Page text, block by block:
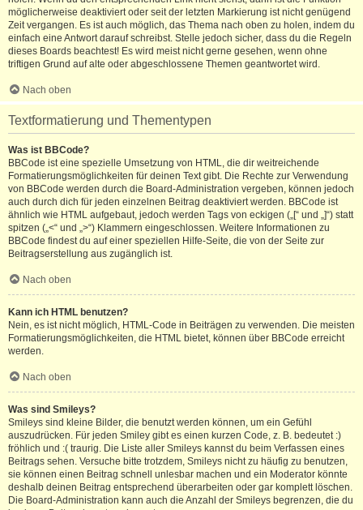
möglicherweise deaktiviert oder seit der letzten Markierung ist nicht genügend
Zeit vergangen. Es ist auch möglich, das Thema nach oben zu holen, indem du
einfach eine Antwort darauf schreibst. Stelle jedoch sicher, dass du die Regeln
dieses Boards beachtest! Es wird meist nicht gerne gesehen, wenn ohne
triftigen Grund auf alte oder abgeschlossene Themen geantwortet wird.
Nach oben
Textformatierung und Thementypen
Was ist BBCode?
BBCode ist eine spezielle Umsetzung von HTML, die dir weitreichende
Formatierungsmöglichkeiten für deinen Text gibt. Die Rechte zur Verwendung
von BBCode werden durch die Board-Administration vergeben, können jedoch
auch durch dich für jeden einzelnen Beitrag deaktiviert werden. BBCode ist
ähnlich wie HTML aufgebaut, jedoch werden Tags von eckigen („[“ und „]“) statt
spitzen („<“ und „>“) Klammern eingeschlossen. Weitere Informationen zu
BBCode findest du auf einer speziellen Hilfe-Seite, die von der Seite zur
Beitragserstellung aus zugänglich ist.
Nach oben
Kann ich HTML benutzen?
Nein, es ist nicht möglich, HTML-Code in Beiträgen zu verwenden. Die meisten
Formatierungsmöglichkeiten, die HTML bietet, können über BBCode erreicht
werden.
Nach oben
Was sind Smileys?
Smileys sind kleine Bilder, die benutzt werden können, um ein Gefühl
auszudrücken. Für jeden Smiley gibt es einen kurzen Code, z. B. bedeutet :)
fröhlich und :( traurig. Die Liste aller Smileys kannst du beim Verfassen eines
Beitrags sehen. Versuche bitte trotzdem, Smileys nicht zu häufig zu benutzen,
sie können einen Beitrag schnell unlesbar machen und ein Moderator könnte
deshalb deinen Beitrag entsprechend überarbeiten oder gar komplett löschen.
Die Board-Administration kann auch die Anzahl der Smileys begrenzen, die du